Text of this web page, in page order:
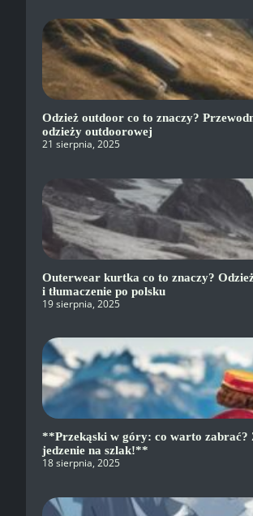
Odzież outdoor co to znaczy?
odzieży outdoorowej
21 sierpnia, 2025
Outerwear kurtka co to znaczy?
i tłumaczenie po polsku
19 sierpnia, 2025
**Przekąski w góry: co warto zabrać?
jedzenie na szlak!**
18 sierpnia, 2025